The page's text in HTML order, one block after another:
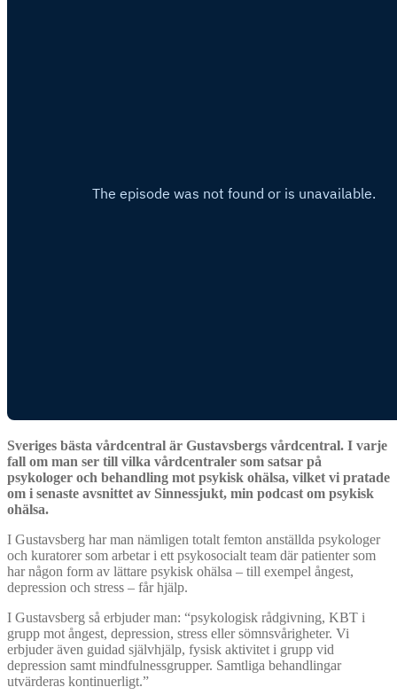
Sveriges bästa vårdcentral är Gustavsbergs vårdcentral. I varje
fall om man ser till vilka vårdcentraler som satsar på
psykologer och behandling mot psykisk ohälsa, vilket vi pratade
om i senaste avsnittet av Sinnessjukt, min podcast om psykisk
ohälsa.
I Gustavsberg har man nämligen totalt femton anställda psykologer
och kuratorer som arbetar i ett psykosocialt team där patienter som
har någon form av lättare psykisk ohälsa – till exempel ångest,
depression och stress – får hjälp.
I Gustavsberg så erbjuder man: “psykologisk rådgivning, KBT i
grupp mot ångest, depression, stress eller sömnsvårigheter. Vi
erbjuder även guidad självhjälp, fysisk aktivitet i grupp vid
depression samt mindfulnessgrupper. Samtliga behandlingar
utvärderas kontinuerligt.”